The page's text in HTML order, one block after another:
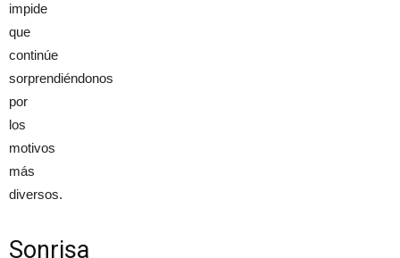
impide
que
continúe
sorprendiéndonos
por
los
motivos
más
diversos.
Sonrisa